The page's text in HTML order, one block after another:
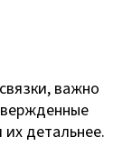
важно
детальнее.